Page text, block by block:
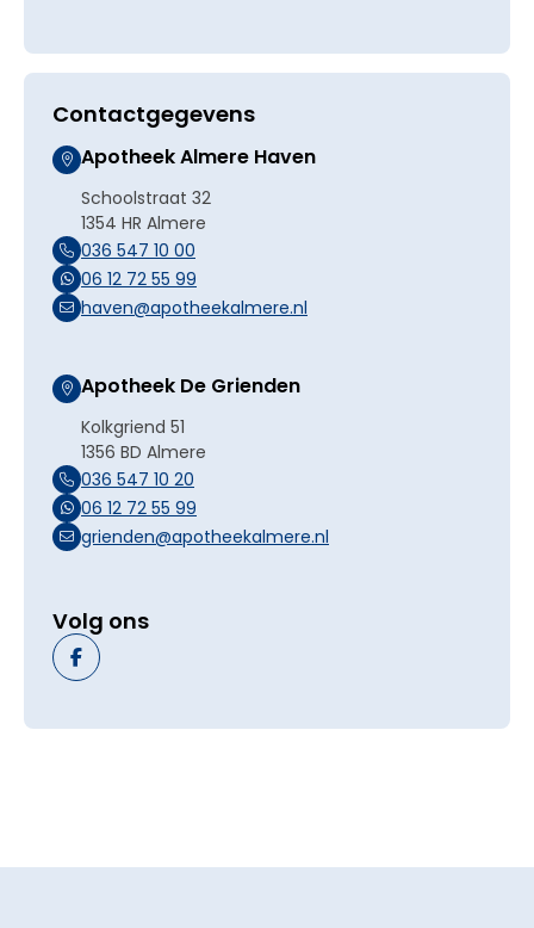
Contactgegevens
Apotheek Almere Haven
Schoolstraat 32
1354 HR Almere
036 547 10 00
06 12 72 55 99
haven@apotheekalmere.nl
Apotheek De Grienden
Kolkgriend 51
1356 BD Almere
036 547 10 20
06 12 72 55 99
grienden@apotheekalmere.nl
Volg ons